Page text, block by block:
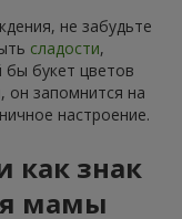
не забудьте
сладости,
бы букет цветов
он запомнится на
настроение.
как знак
мамы